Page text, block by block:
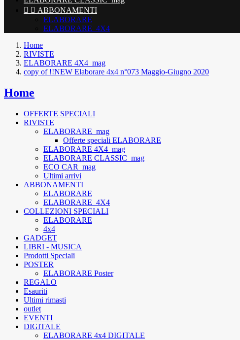
  ABBONAMENTI
ELABORARE
ELABORARE_4X4
Home
RIVISTE
ELABORARE 4X4_mag
copy of !!NEW Elaborare 4x4 n°073 Maggio-Giugno 2020
Home
OFFERTE SPECIALI
RIVISTE
ELABORARE_mag
Offerte speciali ELABORARE
ELABORARE 4X4_mag
ELABORARE CLASSIC_mag
ECO CAR_mag
Ultimi arrivi
ABBONAMENTI
ELABORARE
ELABORARE_4X4
COLLEZIONI SPECIALI
ELABORARE
4x4
GADGET
LIBRI - MUSICA
Prodotti Speciali
POSTER
ELABORARE Poster
REGALO
Esauriti
Ultimi rimasti
outlet
EVENTI
DIGITALE
ELABORARE 4x4 DIGITALE